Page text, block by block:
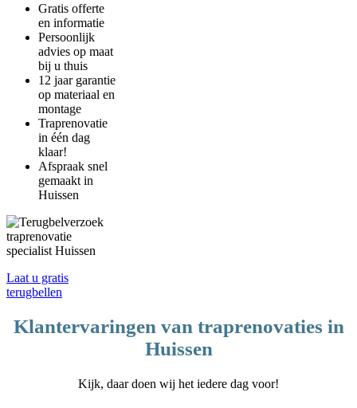
Gratis offerte
en informatie
Persoonlijk
advies op maat
bij u thuis
12 jaar garantie
op materiaal en
montage
Traprenovatie
in één dag
klaar!
Afspraak snel
gemaakt in
Huissen
Laat u gratis
terugbellen
Klantervaringen van traprenovaties in
Huissen
Kijk, daar doen wij het iedere dag voor!